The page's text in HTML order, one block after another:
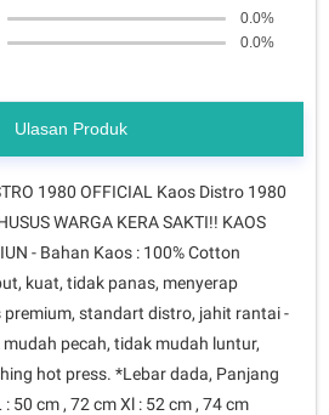
0.0%
0.0%
Ulasan Produk
1980 OFFICIAL Kaos Distro 1980
WARGA KERA SAKTI!! KAOS
- Bahan Kaos : 100% Cotton
kuat, tidak panas, menyerap
standart distro, jahit rantai -
pecah, tidak mudah luntur,
hot press. *Lebar dada, Panjang
50 cm , 72 cm Xl : 52 cm , 74 cm